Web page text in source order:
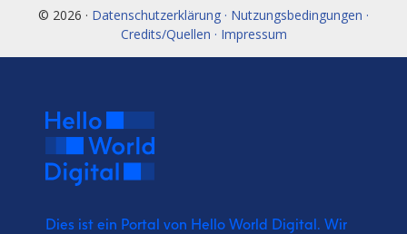
© 2026 · Datenschutzerklärung · Nutzungsbedingungen ·
Credits/Quellen · Impressum
Dies ist ein Portal von Hello World Digital. Wir